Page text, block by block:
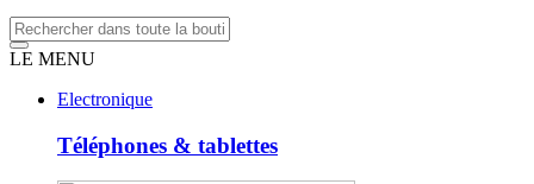
LE MENU
Electronique
Téléphones & tablettes